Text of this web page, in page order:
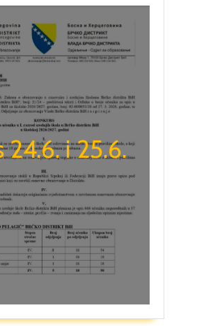
24.6. i 25.6.